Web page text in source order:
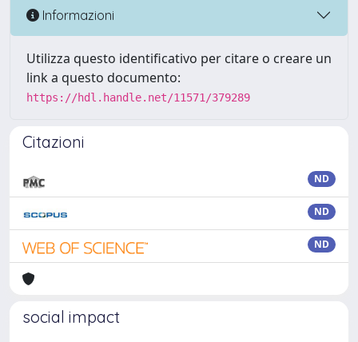
Informazioni
Utilizza questo identificativo per citare o creare un
link a questo documento:
https://hdl.handle.net/11571/379289
Citazioni
ND
ND
ND
social impact